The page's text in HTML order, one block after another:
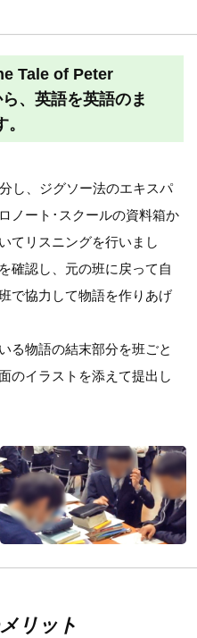
Tale of Peter
、英語を英語のま
し、ジグソー法のエキスパ
ノート･スクールの資料箱か
てリスニングを行いまし
確認し、元の班に戻って自
で協力して物語を作りあげ
る物語の結末部分を班ごと
のイラストを添えて提出し
リット